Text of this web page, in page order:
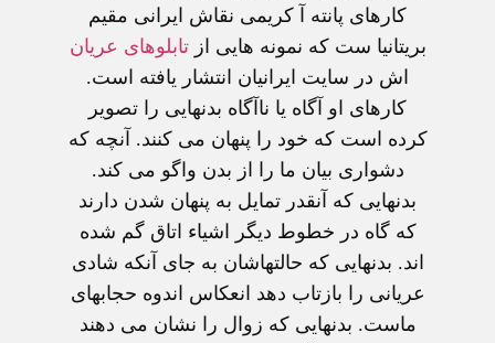
کارهای پانته آ کريمی نقاش ايرانی مقيم
بريتانيا ست که نمونه هايی ازتابلوهای عريان
اش در سايت ايرانيان انتشار يافته است.
کارهای او آگاه يا ناآگاه بدنهايی را تصوير
کرده است که خود را پنهان می کنند. آنچه که
دشواری بيان ما را از بدن واگو می کند.
بدنهايی که آنقدر تمايل به پنهان شدن دارند
که گاه در خطوط ديگر اشياء اتاق گم شده
اند. بدنهايی که حالتهاشان به جای آنکه شادی
عريانی را بازتاب دهد انعکاس اندوه حجابهای
ماست. بدنهايی که زوال را نشان می دهند